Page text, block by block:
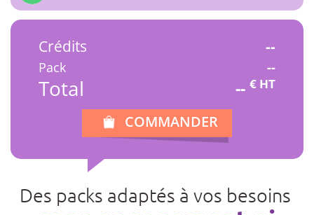
Crédits --
Pack --
Total -- € HT
COMMANDER
Des packs adaptés à vos besoins